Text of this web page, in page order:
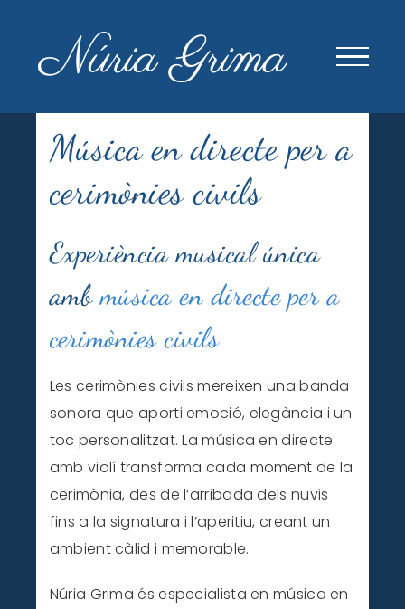
content
Música en directe per a
cerimònies civils
Experiència musical única
ambmúsica en directe per a
cerimònies civils
Les cerimònies civils mereixen una banda
sonora que aporti emoció, elegància i un
toc personalitzat. La música en directe
amb violí transforma cada moment de la
cerimònia, des de l’arribada dels nuvis
fins a la signatura i l’aperitiu, creant un
ambient càlid i memorable.
Núria Grima és especialista en música en